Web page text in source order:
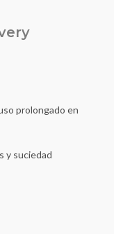
prolongado en
y suciedad